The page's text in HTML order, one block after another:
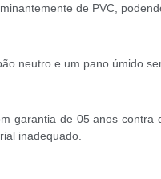
de PVC,
neutro e um pano úmido
garantia de 05 anos
inadequado.